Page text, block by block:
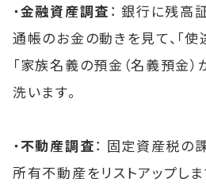
・金融資産調査 ： 銀行に残高
通帳のお金の動きを見て、「
「家族名義の預金（名義預金
洗います。
・不動産調査： 固定資産税の
所有不動産をリストアップしま